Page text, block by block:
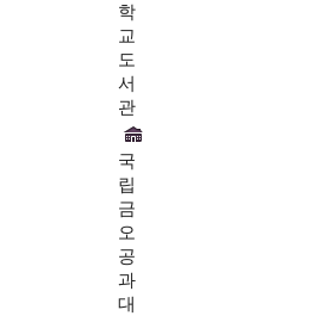
학
교
도
서
관
국
립
금
오
공
과
대